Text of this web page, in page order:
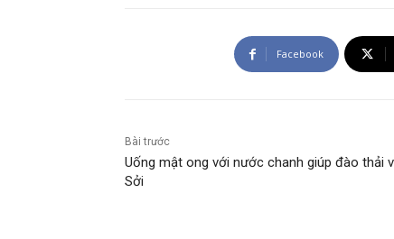
Facebook
Bài trước
Uống mật ong với nước chanh giúp đào thải
Sởi